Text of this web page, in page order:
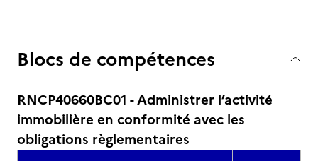
Blocs de compétences
RNCP40660BC01 - Administrer l’activité
immobilière en conformité avec les
obligations règlementaires